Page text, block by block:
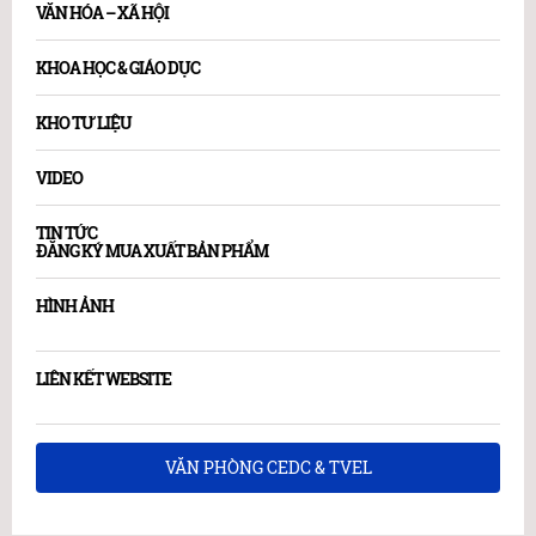
VĂN HÓA – XÃ HỘI
KHOA HỌC & GIÁO DỤC
KHO TƯ LIỆU
VIDEO
TIN TỨC
ĐĂNG KÝ MUA XUẤT BẢN PHẨM
HÌNH ẢNH
LIÊN KẾT WEBSITE
VĂN PHÒNG CEDC & TVEL